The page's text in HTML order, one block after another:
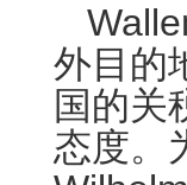
外目的
国的关
态度。